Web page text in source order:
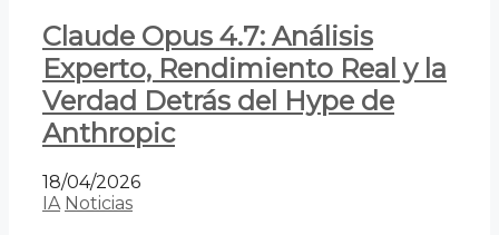
Claude Opus 4.7: Análisis
Experto, Rendimiento Real y la
Verdad Detrás del Hype de
Anthropic
18/04/2026
IA Noticias